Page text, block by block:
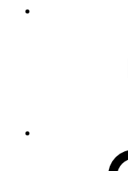
Comptines